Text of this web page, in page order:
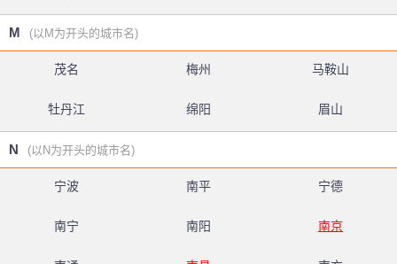
M (以M为开头的城市名)
茂名 梅州 马鞍山
牡丹江 绵阳 眉山
N (以N为开头的城市名)
宁波 南平 宁德
南宁 南阳 南京